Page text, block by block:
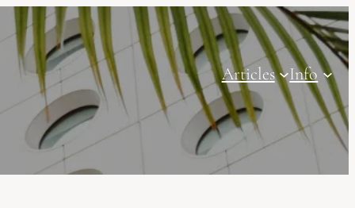
Articles Info